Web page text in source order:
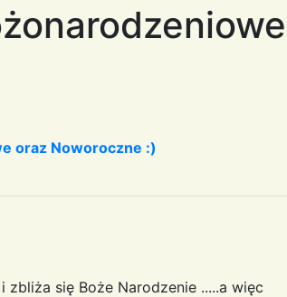
oraz Noworoczne :)
się Boże Narodzenie .....a więc